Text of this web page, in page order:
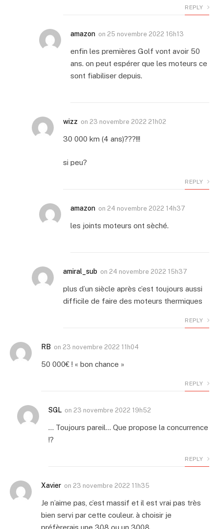
REPLY
amazon on 25 novembre 2022 16h13
enfin les premières Golf vont avoir 50
ans. on peut espérer que les moteurs ce
sont fiabiliser depuis.
wizz on 23 novembre 2022 21h02
30 000 km (4 ans)???!!!
si peu?
REPLY
amazon on 24 novembre 2022 14h37
les joints moteurs ont sèché.
amiral_sub on 24 novembre 2022 15h37
plus d’un siècle après c’est toujours aussi
difficile de faire des moteurs thermiques
REPLY
RB on 23 novembre 2022 11h04
50 000€ ! « bon chance »
REPLY
SGL on 23 novembre 2022 19h52
… Toujours pareil… Que propose la concurrence
!?
REPLY
Xavier on 23 novembre 2022 11h35
Je n’aime pas, c’est massif et il est vrai pas très
bien servi par cette couleur. à choisir je
préfèrerais une 308 ou un 3008.